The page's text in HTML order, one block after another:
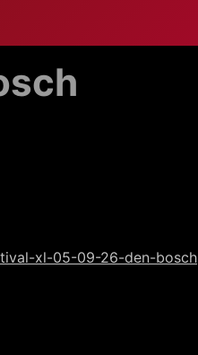
xl-05-09-26-den-bosch